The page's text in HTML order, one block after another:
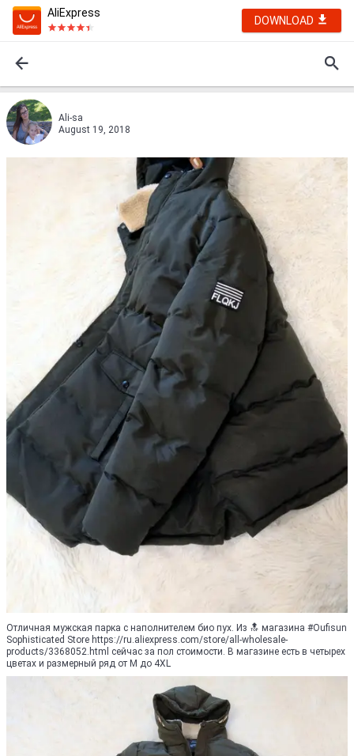
AliExpress
DOWNLOAD
Ali-sa
August 19, 2018
Отличная мужская парка с наполнителем био пух. Из 🔝 магазина #Oufisun
Sophisticated Store https://ru.aliexpress.com/store/all-wholesale-
products/3368052.html сейчас за пол стоимости. В магазине есть в четырех
цветах и размерный ряд от M до 4XL